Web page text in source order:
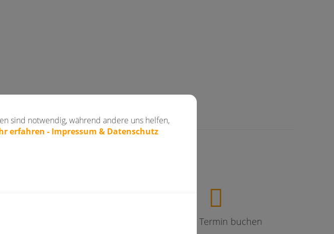
sind notwendig, während andere uns helfen,
erfahren - Impressum & Datenschutz
Online Termin buchen